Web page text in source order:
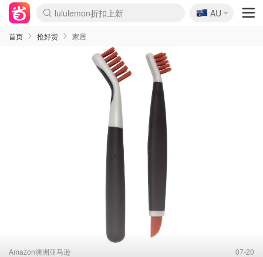
lululemon折扣上新
Sasa美妆护肤3.5折
SSENSE年中2.5折
FreshBeauty好价汇总
Cettire降价+叠9折
WWS Coles超市实拍
viagogo二手票捡漏
Myer超级周末
The Outnet奢牌1折起
David Jones 3折起
Flannels大牌1折
Perfumes Club护肤1折
AMIRO面罩$251
Amazon折扣汇总
eToro入金$200送$50
Amazon数码好物
ICONIC本周7.5折
ThedoubleF高奢地板价
Moose Knuckles 6折
丝芙兰5折起
EUFY摄像头$98
Selenichast首饰2折
Trip机票酒店促销
YSL送5件彩妆礼
Amazon家居好物
Amazon美妆护肤
雅漾大喷$8
过敏原检测盒$33
伊索独家赠50ml沐浴露
科颜氏高保湿面霜$29
SEALIFE海洋馆门票6折
丝塔芙大白罐$16
订阅Newsletter送香薰
Cult Beauty 6.8折
Harrods圣诞日历$525
LN-CC奢牌私促3折
d'Alba空姐喷雾$16
EVE LOM套装£56
Bernardelli独家4折
Adore Beauty 6折起
CT圣诞日历
Mytheresa奢品2.7折
Luxury Escapes 9折
Currentbody美容仪$881
MOON Garden Live
Roborock扫地机$649
Tingo Life水杯$24
Valentino官网5折
CR洗护套装$23
修丽可4件套$159
Myer彩妆2件7折
GANNI官网4.5折
Stylevana韩妆4折
Tessabit高奢8.5折
OGX洗发水$11
Amazon阿德莱德次日达
卡诗8.5折+赠礼
Philips Hue灯具8折
🇦🇺
AU
首页 抢好货 家居
Amazon澳洲亚马逊 07-20